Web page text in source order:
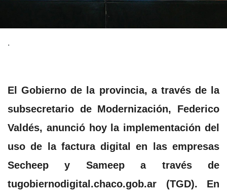
.
El Gobierno de la provincia, a través de la
subsecretario de Modernización, Federico
Valdés, anunció hoy la implementación del
uso de la factura digital en las empresas
Secheep y Sameep a través de
tugobiernodigital.chaco.gob.ar (TGD). En